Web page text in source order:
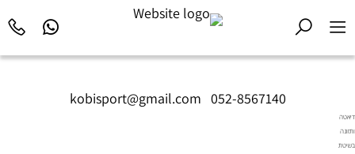
kobisport@gmail.com 052-8567140
דיאטה
ותזונה
בשיטת